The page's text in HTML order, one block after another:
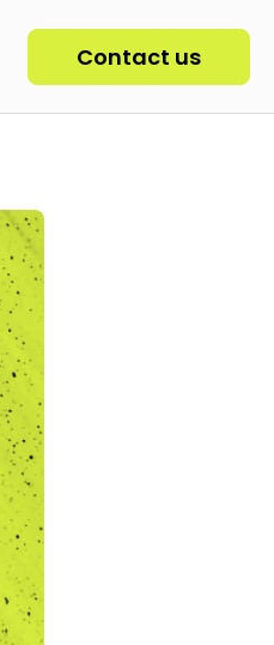
Contact us